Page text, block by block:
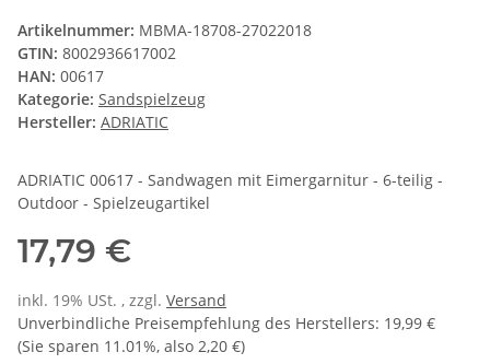
Artikelnummer: MBMA-18708-27022018
GTIN: 8002936617002
HAN: 00617
Kategorie: Sandspielzeug
Hersteller: ADRIATIC
ADRIATIC 00617 - Sandwagen mit Eimergarnitur - 6-teilig -
Outdoor - Spielzeugartikel
17,79 €
inkl. 19% USt. , zzgl. Versand
Unverbindliche Preisempfehlung des Herstellers: 19,99 €
(Sie sparen 11.01%, also 2,20 €)